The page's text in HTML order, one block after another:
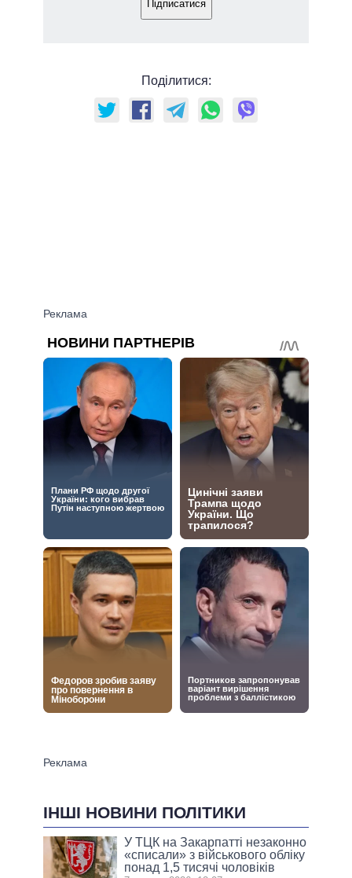
Підписатися
Поділитися:
ІНШІ НОВИНИ ПОЛІТИКИ
У ТЦК на Закарпатті незаконно
«списали» з військового обліку
понад 1,5 тисячі чоловіків